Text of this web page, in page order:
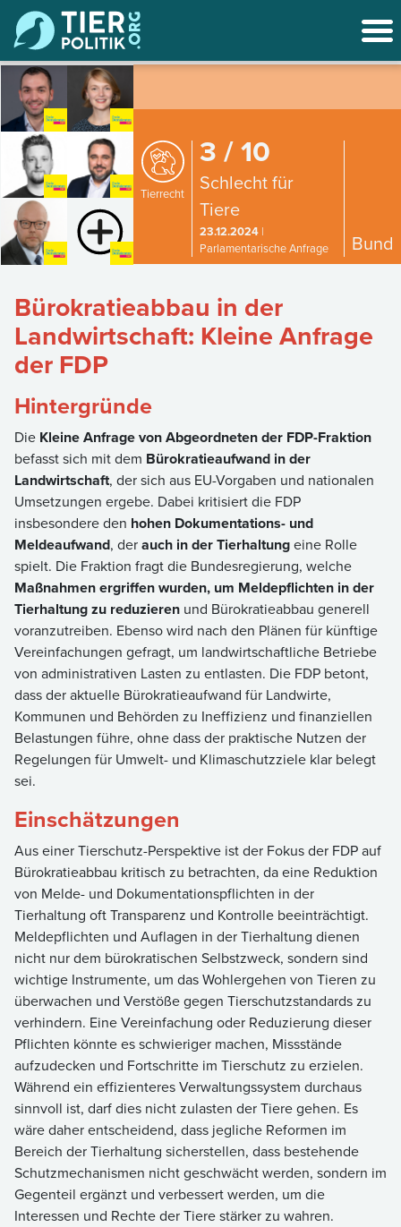
Tierrecht
3 / 10
Schlecht für
Tiere
23.12.2024 |
Parlamentarische Anfrage
Bund
Bürokratieabbau in der
Landwirtschaft: Kleine Anfrage
der FDP
Hintergründe
Die Kleine Anfrage von Abgeordneten der FDP-Fraktion
befasst sich mit dem Bürokratieaufwand in der
Landwirtschaft, der sich aus EU-Vorgaben und nationalen
Umsetzungen ergebe. Dabei kritisiert die FDP
insbesondere den hohen Dokumentations- und
Meldeaufwand, derauch in der Tierhaltungeine Rolle
spielt. Die Fraktion fragt die Bundesregierung, welche
Maßnahmen ergriffen wurden, um Meldepflichten in der
Tierhaltung zu reduzieren und Bürokratieabbau generell
voranzutreiben. Ebenso wird nach den Plänen für künftige
Vereinfachungen gefragt, um landwirtschaftliche Betriebe
von administrativen Lasten zu entlasten. Die FDP betont,
dass der aktuelle Bürokratieaufwand für Landwirte,
Kommunen und Behörden zu Ineffizienz und finanziellen
Belastungen führe, ohne dass der praktische Nutzen der
Regelungen für Umwelt- und Klimaschutzziele klar belegt
sei.
Einschätzungen
Aus einer Tierschutz-Perspektive ist der Fokus der FDP auf
Bürokratieabbau kritisch zu betrachten, da eine Reduktion
von Melde- und Dokumentationspflichten in der
Tierhaltung oft Transparenz und Kontrolle beeinträchtigt.
Meldepflichten und Auflagen in der Tierhaltung dienen
nicht nur dem bürokratischen Selbstzweck, sondern sind
wichtige Instrumente, um das Wohlergehen von Tieren zu
überwachen und Verstöße gegen Tierschutzstandards zu
verhindern. Eine Vereinfachung oder Reduzierung dieser
Pflichten könnte es schwieriger machen, Missstände
aufzudecken und Fortschritte im Tierschutz zu erzielen.
Während ein effizienteres Verwaltungssystem durchaus
sinnvoll ist, darf dies nicht zulasten der Tiere gehen. Es
wäre daher entscheidend, dass jegliche Reformen im
Bereich der Tierhaltung sicherstellen, dass bestehende
Schutzmechanismen nicht geschwächt werden, sondern im
Gegenteil ergänzt und verbessert werden, um die
Interessen und Rechte der Tiere stärker zu wahren.